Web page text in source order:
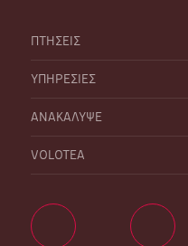
ΠΤΗΣΕΙΣ
ΥΠΗΡΕΣΙΕΣ
ΑΝΑΚΑΛΥΨΕ
VOLOTEA